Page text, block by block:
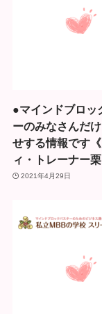
●マインドブロッ
ーのみなさんだ
せする情報です
ィ・トレーナー栗
2021年4月29日